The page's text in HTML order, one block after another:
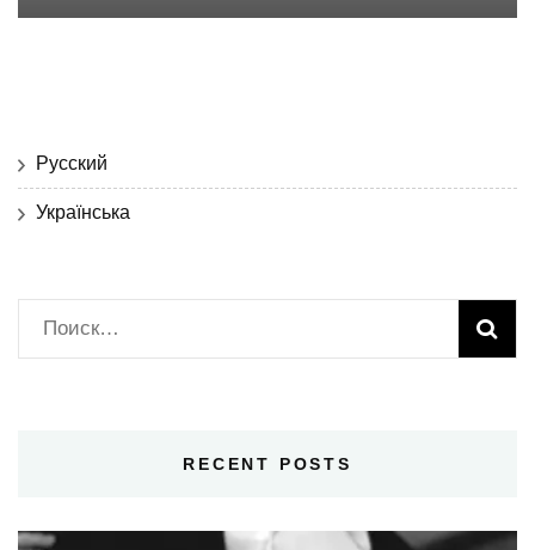
Русский
Українська
Найти:
RECENT POSTS